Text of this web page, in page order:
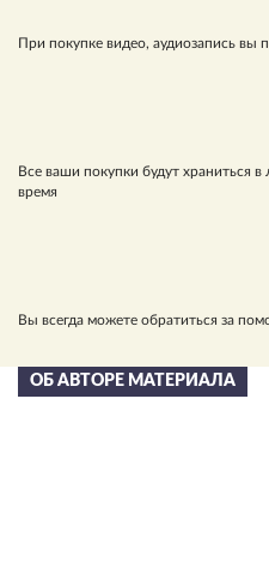
При покупке видео, аудиозапись вы
Все ваши покупки будут храниться
время
Вы всегда можете обратиться за
ОБ АВТОРЕ МАТЕРИАЛА